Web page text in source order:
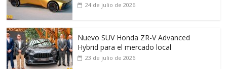
24 de julio de 2026
Nuevo SUV Honda ZR-V Advanced
Hybrid para el mercado local
23 de julio de 2026